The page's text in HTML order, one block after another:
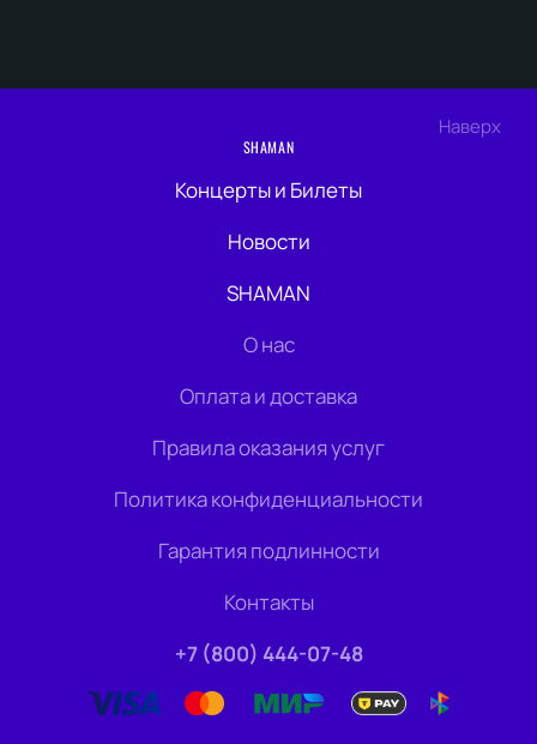
Наверх
SHAMAN
Концерты и Билеты
Новости
SHAMAN
О нас
Оплата и доставка
Правила оказания услуг
Политика конфиденциальности
Гарантия подлинности
Контакты
+7 (800) 444-07-48